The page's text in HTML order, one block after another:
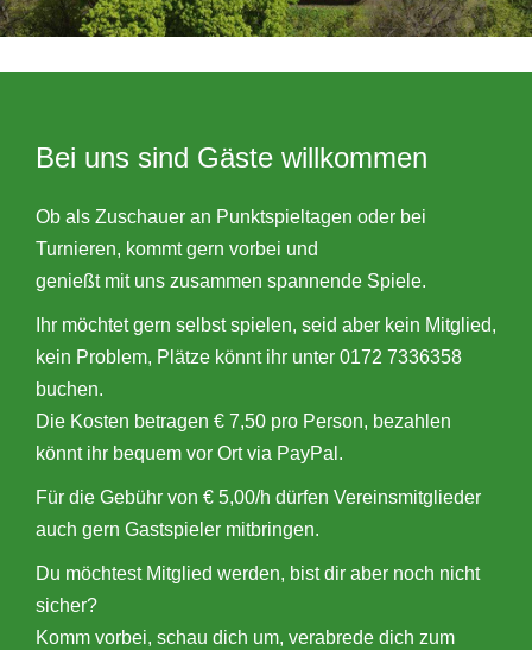
Bei uns sind Gäste willkommen
Ob als Zuschauer an Punktspieltagen oder bei
Turnieren, kommt gern vorbei und
genießt mit uns zusammen spannende Spiele.
Ihr möchtet gern selbst spielen, seid aber kein Mitglied,
kein Problem, Plätze könnt ihr unter 0172 7336358
buchen.
Die Kosten betragen € 7,50 pro Person, bezahlen
könnt ihr bequem vor Ort via PayPal.
Für die Gebühr von € 5,00/h dürfen Vereinsmitglieder
auch gern Gastspieler mitbringen.
Du möchtest Mitglied werden, bist dir aber noch nicht
sicher?
Komm vorbei, schau dich um, verabrede dich zum